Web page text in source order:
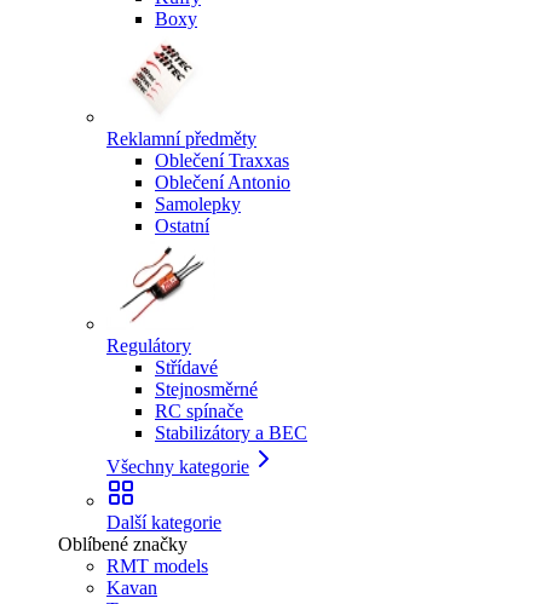
Boxy
Reklamní předměty
Oblečení Traxxas
Oblečení Antonio
Samolepky
Ostatní
Regulátory
Střídavé
Stejnosměrné
RC spínače
Stabilizátory a BEC
Všechny kategorie
Další kategorie
Oblíbené značky
RMT models
Kavan